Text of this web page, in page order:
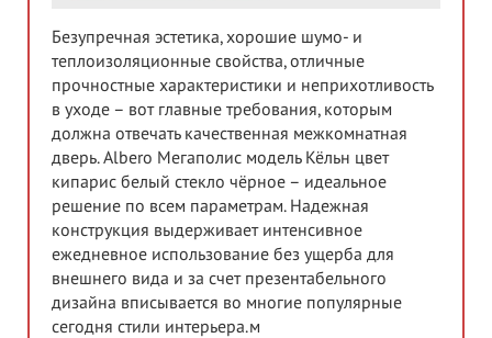
Безупречная эстетика, хорошие шумо- и
теплоизоляционные свойства, отличные
прочностные характеристики и неприхотливость
в уходе – вот главные требования, которым
должна отвечать качественная межкомнатная
дверь. Albero Мегаполис модель Кёльн цвет
кипарис белый стекло чёрное – идеальное
решение по всем параметрам. Надежная
конструкция выдерживает интенсивное
ежедневное использование без ущерба для
внешнего вида и за счет презентабельного
дизайна вписывается во многие популярные
сегодня стили интерьера.м